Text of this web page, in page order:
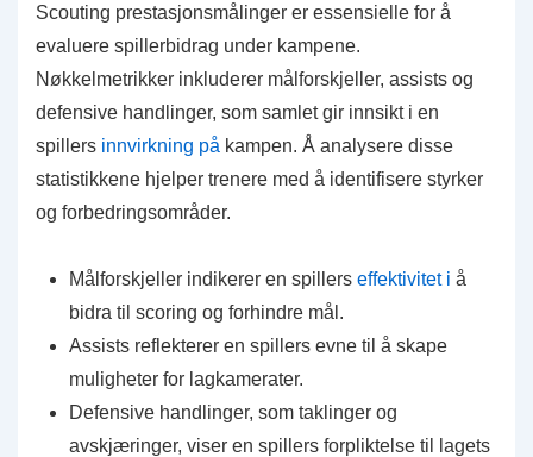
Scouting prestasjonsmålinger er essensielle for å
evaluere spillerbidrag under kampene.
Nøkkelmetrikker inkluderer målforskjeller, assists og
defensive handlinger, som samlet gir innsikt i en
spillers innvirkning på kampen. Å analysere disse
statistikkene hjelper trenere med å identifisere styrker
og forbedringsområder.
Målforskjeller indikerer en spillers effektivitet i å
bidra til scoring og forhindre mål.
Assists reflekterer en spillers evne til å skape
muligheter for lagkamerater.
Defensive handlinger, som taklinger og
avskjæringer, viser en spillers forpliktelse til lagets